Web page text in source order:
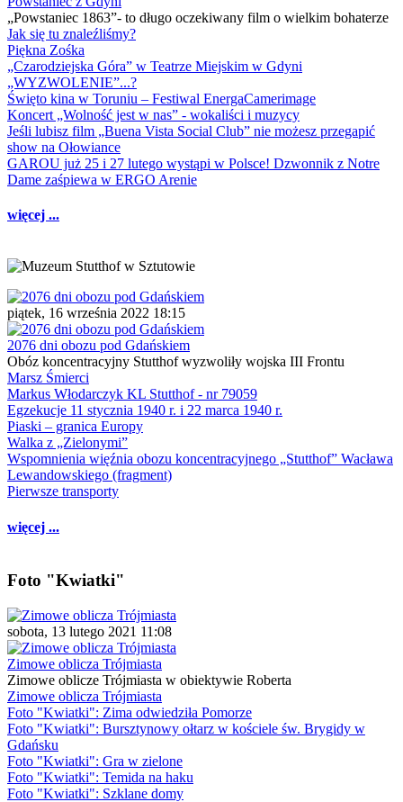
„Powstaniec 1863”- to długo oczekiwany film o wielkim bohaterze
Jak się tu znaleźliśmy?
Piękna Zośka
„Czarodziejska Góra” w Teatrze Miejskim w Gdyni
„WYZWOLENIE”...?
Święto kina w Toruniu – Festiwal EnergaCamerimage
Koncert „Wolność jest w nas” - wokaliści i muzycy
Jeśli lubisz film „Buena Vista Social Club” nie możesz przegapić
show na Ołowiance
GAROU już 25 i 27 lutego wystąpi w Polsce! Dzwonnik z Notre
Dame zaśpiewa w ERGO Arenie
więcej ...
piątek, 16 września 2022 18:15
2076 dni obozu pod Gdańskiem
Obóz koncentracyjny Stutthof wyzwoliły wojska III Frontu
Marsz Śmierci
Markus Włodarczyk KL Stutthof - nr 79059
Egzekucje 11 stycznia 1940 r. i 22 marca 1940 r.
Piaski – granica Europy
Walka z „Zielonymi”
Wspomnienia więźnia obozu koncentracyjnego „Stutthof” Wacława
Lewandowskiego (fragment)
Pierwsze transporty
więcej ...
Foto "Kwiatki"
sobota, 13 lutego 2021 11:08
Zimowe oblicza Trójmiasta
Zimowe oblicze Trójmiasta w obiektywie Roberta
Zimowe oblicza Trójmiasta
Foto "Kwiatki": Zima odwiedziła Pomorze
Foto "Kwiatki": Bursztynowy ołtarz w kościele św. Brygidy w
Gdańsku
Foto "Kwiatki": Gra w zielone
Foto "Kwiatki": Temida na haku
Foto "Kwiatki": Szklane domy